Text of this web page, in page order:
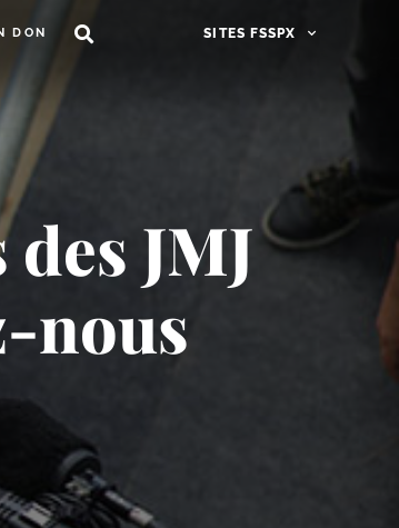
DON SITES FSSPX
JMJ
​nous